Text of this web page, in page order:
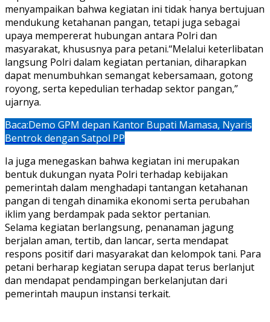
menyampaikan bahwa kegiatan ini tidak hanya bertujuan
mendukung ketahanan pangan, tetapi juga sebagai
upaya mempererat hubungan antara Polri dan
masyarakat, khususnya para petani.“Melalui keterlibatan
langsung Polri dalam kegiatan pertanian, diharapkan
dapat menumbuhkan semangat kebersamaan, gotong
royong, serta kepedulian terhadap sektor pangan,”
ujarnya.
Baca:Demo GPM depan Kantor Bupati Mamasa, Nyaris
Bentrok dengan Satpol PP
Ia juga menegaskan bahwa kegiatan ini merupakan
bentuk dukungan nyata Polri terhadap kebijakan
pemerintah dalam menghadapi tantangan ketahanan
pangan di tengah dinamika ekonomi serta perubahan
iklim yang berdampak pada sektor pertanian.
Selama kegiatan berlangsung, penanaman jagung
berjalan aman, tertib, dan lancar, serta mendapat
respons positif dari masyarakat dan kelompok tani. Para
petani berharap kegiatan serupa dapat terus berlanjut
dan mendapat pendampingan berkelanjutan dari
pemerintah maupun instansi terkait.